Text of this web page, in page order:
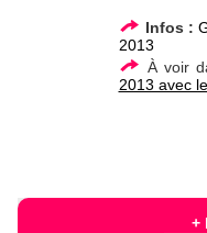
Infos :
2013
À voir
2013 avec
+